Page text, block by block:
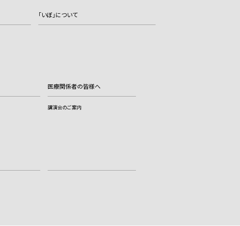
「いぼ」について
医療関係者の皆様へ
講演会のご案内